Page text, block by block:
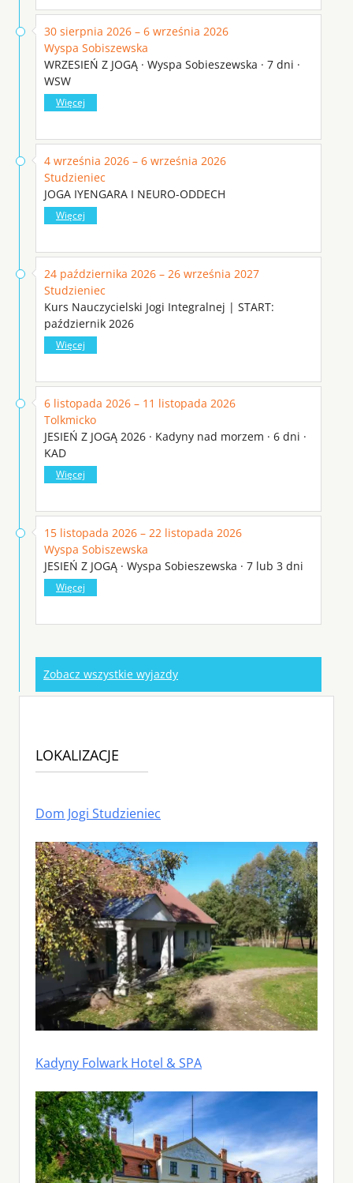
30 sierpnia 2026 – 6 września 2026
Wyspa Sobiszewska
WRZESIEŃ Z JOGĄ · Wyspa Sobieszewska · 7 dni ·
WSW
Więcej
4 września 2026 – 6 września 2026
Studzieniec
JOGA IYENGARA I NEURO-ODDECH
Więcej
24 października 2026 – 26 września 2027
Studzieniec
Kurs Nauczycielski Jogi Integralnej | START:
październik 2026
Więcej
6 listopada 2026 – 11 listopada 2026
Tolkmicko
JESIEŃ Z JOGĄ 2026 · Kadyny nad morzem · 6 dni ·
KAD
Więcej
15 listopada 2026 – 22 listopada 2026
Wyspa Sobiszewska
JESIEŃ Z JOGĄ · Wyspa Sobieszewska · 7 lub 3 dni
Więcej
Zobacz wszystkie wyjazdy
LOKALIZACJE
Dom Jogi Studzieniec
Kadyny Folwark Hotel & SPA